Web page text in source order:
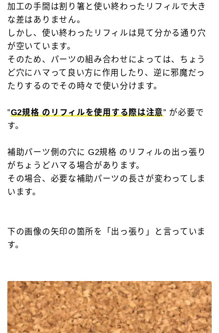
加工の手間は割り箸と使い終わったリフィルで大き
な差はありません。
しかし、使い終わったリフィルは見て分かる通り穴
が空いています。
そのため、パーツの組み合わせによっては、ちょう
ど穴にハマって良い方に作用したり、逆に邪魔だっ
たりするのでその時々で使い分けます。
”G2規格 のリフィルを使用する際は注意” が必要で
す。
補助パーツ側の穴に G2規格 のリフィルの出っ張り
がちょうどハマる場合があります。
その場合、必要な補助パーツの長さが変わってしま
います。
下の画像の矢印の箇所を「出っ張り」と言っていま
す。